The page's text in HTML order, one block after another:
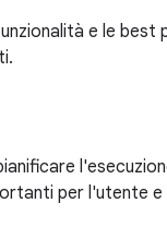
e le
per l'utente